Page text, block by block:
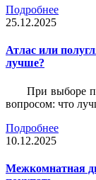
Подробнее
25.12.2025
Атлас или
лучше?
При выборе
вопросом: что
Подробнее
10.12.2025
Межкомнатная